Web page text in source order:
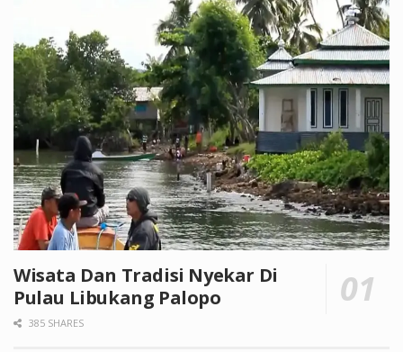
Wisata Dan Tradisi Nyekar Di
Pulau Libukang Palopo
385 SHARES